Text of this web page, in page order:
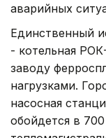
аварийных
Единственный
- котельная
заводу
нагрузками.
насосная
обойдется в